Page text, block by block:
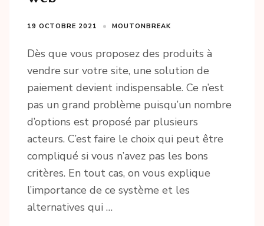
19 OCTOBRE 2021 MOUTONBREAK
Dès que vous proposez des produits à
vendre sur votre site, une solution de
paiement devient indispensable. Ce n’est
pas un grand problème puisqu’un nombre
d’options est proposé par plusieurs
acteurs. C’est faire le choix qui peut être
compliqué si vous n’avez pas les bons
critères. En tout cas, on vous explique
l’importance de ce système et les
alternatives qui …